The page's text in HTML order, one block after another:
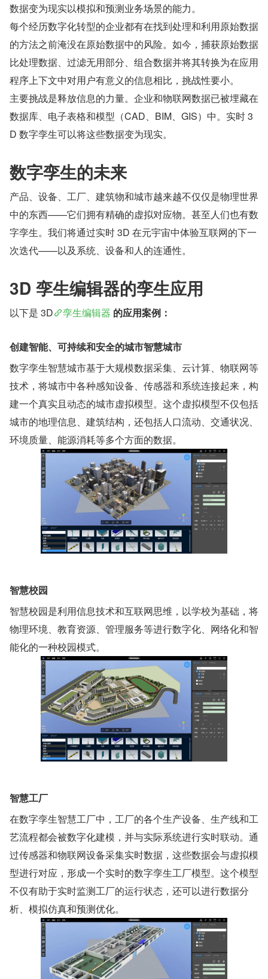
数据变为现实以模拟和预测业务场景的能力。
每个经历数字化转型的企业都有在找到处理和利用原始数据
的方法之前淹没在原始数据中的风险。如今，捕获原始数据
比处理数据、过滤无用部分、组合数据并将其转换为在应用
程序上下文中对用户有意义的信息相比，挑战性要小。
主要挑战是释放信息的力量。企业和物联网数据已被埋藏在
数据库、电子表格和模型（CAD、BIM、GIS）中。实时 3
D 数字孪生可以将这些数据变为现实。
数字孪生的未来
产品、设备、工厂、建筑物和城市越来越不仅仅是物理世界
中的东西——它们拥有精确的虚拟对应物。甚至人们也有数
字孪生。我们将通过实时 3D 在元宇宙中体验互联网的下一
次迭代——以及系统、设备和人的连通性。
3D 孪生编辑器的孪生应用
以下是 3D 孪生编辑器 的应用案例：
创建智能、可持续和安全的城市智慧城市
数字孪生智慧城市基于大规模数据采集、云计算、物联网等
技术，将城市中各种感知设备、传感器和系统连接起来，构
建一个真实且动态的城市虚拟模型。这个虚拟模型不仅包括
城市的地理信息、建筑结构，还包括人口流动、交通状况、
环境质量、能源消耗等多个方面的数据。
智慧校园
智慧校园是利用信息技术和互联网思维，以学校为基础，将
物理环境、教育资源、管理服务等进行数字化、网络化和智
能化的一种校园模式。
智慧工厂
在数字孪生智慧工厂中，工厂的各个生产设备、生产线和工
艺流程都会被数字化建模，并与实际系统进行实时联动。通
过传感器和物联网设备采集实时数据，这些数据会与虚拟模
型进行对应，形成一个实时的数字孪生工厂模型。这个模型
不仅有助于实时监测工厂的运行状态，还可以进行数据分
析、模拟仿真和预测优化。